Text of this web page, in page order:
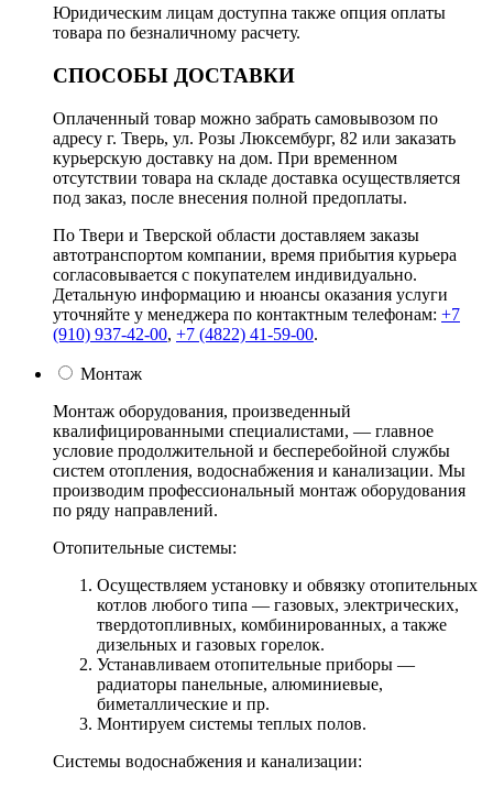
Юридическим лицам доступна также опция оплаты
товара по безналичному расчету.
СПОСОБЫ ДОСТАВКИ
Оплаченный товар можно забрать самовывозом по
адресу г. Тверь, ул. Розы Люксембург, 82 или заказать
курьерскую доставку на дом. При временном
отсутствии товара на складе доставка осуществляется
под заказ, после внесения полной предоплаты.
По Твери и Тверской области доставляем заказы
автотранспортом компании, время прибытия курьера
согласовывается с покупателем индивидуально.
Детальную информацию и нюансы оказания услуги
уточняйте у менеджера по контактным телефонам: +7
(910) 937-42-00, +7 (4822) 41-59-00.
Монтаж
Монтаж оборудования, произведенный
квалифицированными специалистами, — главное
условие продолжительной и бесперебойной службы
систем отопления, водоснабжения и канализации. Мы
производим профессиональный монтаж оборудования
по ряду направлений.
Отопительные системы:
Осуществляем установку и обвязку отопительных
котлов любого типа — газовых, электрических,
твердотопливных, комбинированных, а также
дизельных и газовых горелок.
Устанавливаем отопительные приборы —
радиаторы панельные, алюминиевые,
биметаллические и пр.
Монтируем системы теплых полов.
Системы водоснабжения и канализации: